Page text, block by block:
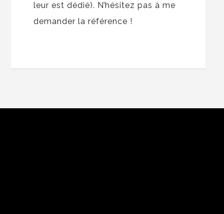
leur est dédié). N’hésitez pas à me
demander la référence !